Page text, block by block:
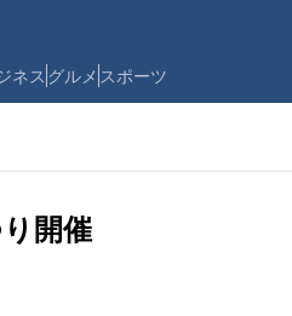
ネス グルメ スポーツ
開催